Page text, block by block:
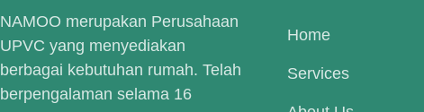
NAMOO merupakan Perusahaan
UPVC yang menyediakan
berbagai kebutuhan rumah. Telah
berpengalaman selama 16
Home
Services